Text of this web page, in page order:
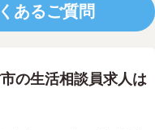
あるご質問
の生活相談員求人は